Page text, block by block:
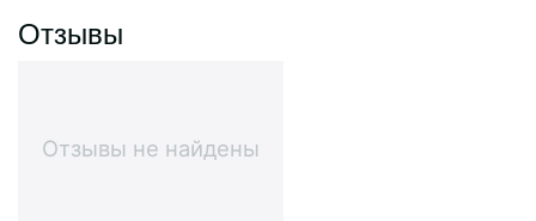
Отзывы
Отзывы не найдены